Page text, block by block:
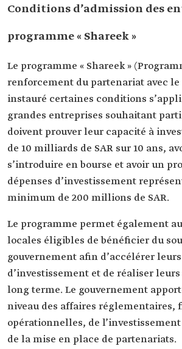
Conditions d’admission des
programme « Shareek »
Le programme « Shareek »
renforcement du partenariat avec le
instauré certaines conditions
grandes entreprises souhaitant
doivent prouver leur capacité à
de 10 milliards de SAR sur 10 ans,
s’introduire en bourse et avoir un
dépenses d’investissement
minimum de 200 millions de SAR.
Le programme permet également
locales éligibles de bénéficier du
gouvernement afin d’accélérer
d’investissement et de réaliser
long terme. Le gouvernement
niveau des affaires réglementaires,
opérationnelles, de
de la mise en place de partenariats.